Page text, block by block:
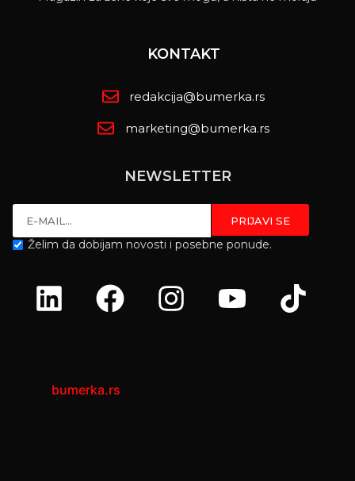
KONTAKT
redakcija@bumerka.rs
marketing@bumerka.rs
NEWSLETTER
Želim da dobijam novosti i posebne ponude.
bumerka.rs